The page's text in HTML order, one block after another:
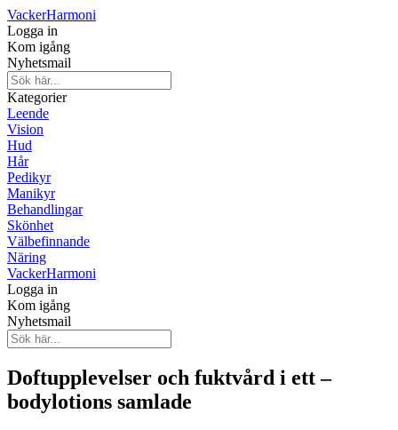
VackerHarmoni
Logga in
Kom igång
Nyhetsmail
Kategorier
Leende
Vision
Hud
Hår
Pedikyr
Manikyr
Behandlingar
Skönhet
Välbefinnande
Näring
VackerHarmoni
Logga in
Kom igång
Nyhetsmail
Doftupplevelser och fuktvård i ett –
bodylotions samlade